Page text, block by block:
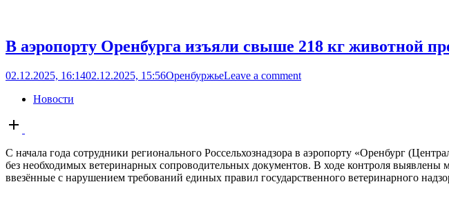
В аэропорту Оренбурга изъяли свыше 218 кг животной
02.12.2025, 16:1402.12.2025, 15:56ОренбуржьеLeave a comment
Новости
Open
post
С начала года сотрудники регионального Россельхознадзора в аэропорту «Оренбург
без необходимых ветеринарных сопроводительных документов. В ходе контроля
ввезённые с нарушением требований единых правил государственного ветеринарного